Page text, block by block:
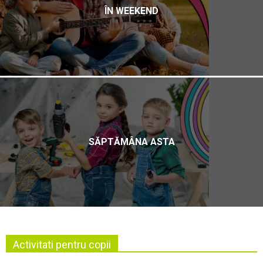
ÎN WEEKEND
SĂPTĂMÂNA ASTA
Activitati pentru copii